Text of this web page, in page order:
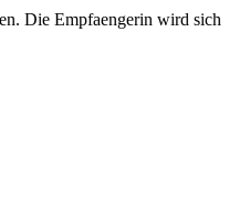
Die Empfaengerin wird sich